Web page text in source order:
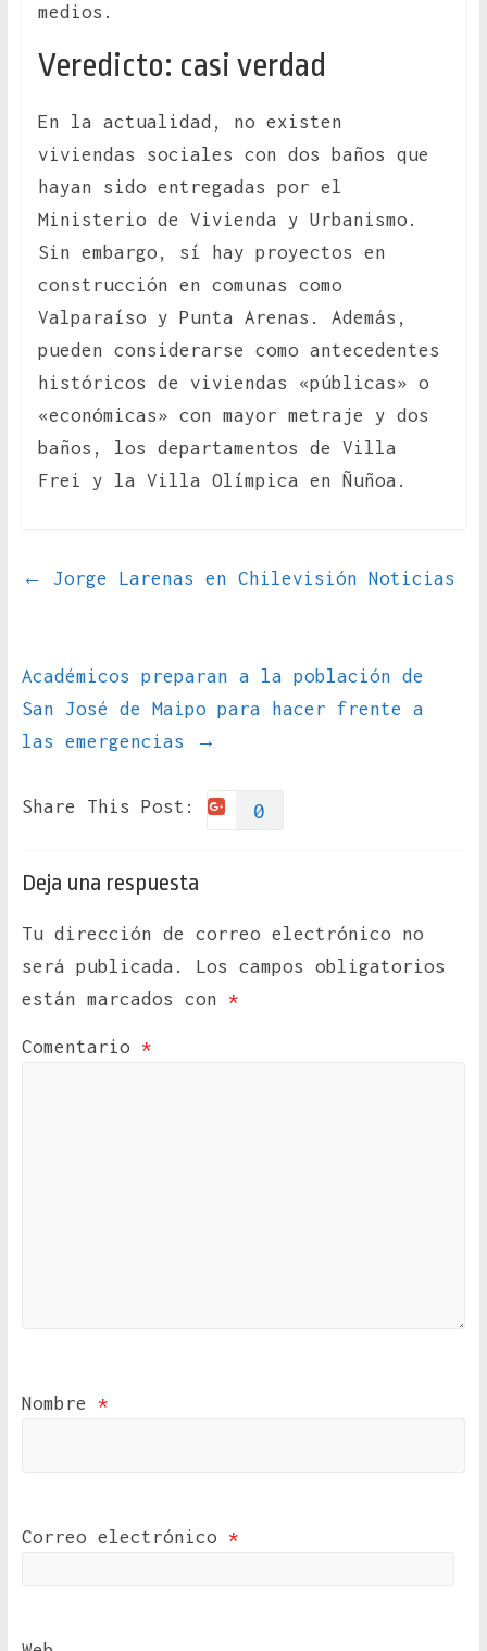
medios.
Veredicto: casi verdad
En la actualidad, no existen
viviendas sociales con dos baños que
hayan sido entregadas por el
Ministerio de Vivienda y Urbanismo.
Sin embargo, sí hay proyectos en
construcción en comunas como
Valparaíso y Punta Arenas. Además,
pueden considerarse como antecedentes
históricos de viviendas «públicas» o
«económicas» con mayor metraje y dos
baños, los departamentos de Villa
Frei y la Villa Olímpica en Ñuñoa.
← Jorge Larenas en Chilevisión Noticias
Académicos preparan a la población de
San José de Maipo para hacer frente a
las emergencias
→
Share This Post: 0
Deja una respuesta
Tu dirección de correo electrónico no
será publicada.
Los campos obligatorios
están marcados con *
Comentario *
Nombre *
Correo electrónico *